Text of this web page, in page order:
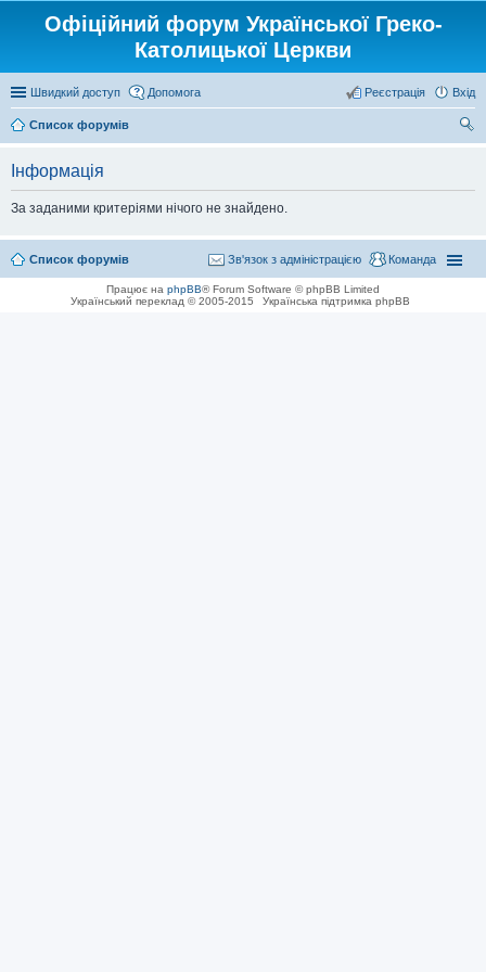
Офіційний форум Української Греко-
Католицької Церкви
Швидкий доступ Допомога Вхід
Реєстрація
Список форумів
Інформація
За заданими критеріями нічого не знайдено.
Список форумів Команда
Зв'язок з адміністрацією
Працює на phpBB® Forum Software © phpBB Limited
Український переклад © 2005-2015
Українська підтримка phpBB